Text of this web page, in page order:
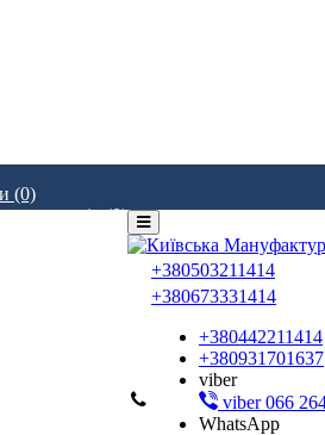
(0)
товарів (0)
+380503211414
+380673331414
+380442211414
+380931701637
viber
viber 066
WhatsApp